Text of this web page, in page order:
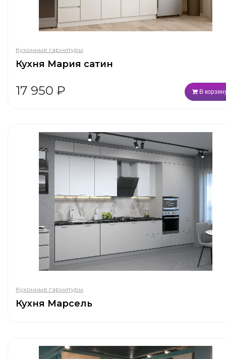
Кухонные гарнитуры
Кухня Мария сатин
17 950 ₽ В
Кухонные гарнитуры
Кухня Марсель